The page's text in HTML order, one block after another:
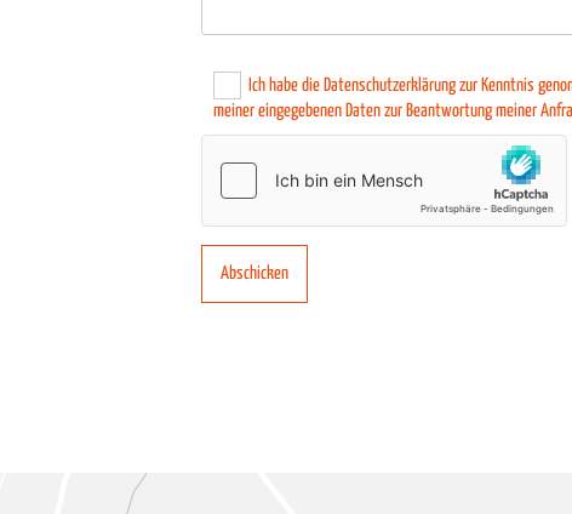
Ich habe die Datenschutzerklärung zur Kenntnis
meiner eingegebenen Daten zur Beantwortung meiner